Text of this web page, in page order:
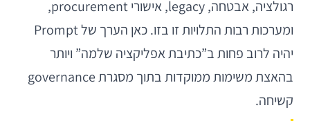
רגולציה, אבטחה, legacy, אישורי procurement,
ומערכות רבות התלויות זו בזו. כאן הערך של Prompt
יהיה לרוב פחות ב”כתיבת אפליקציה שלמה” ויותר
בהאצת משימות ממוקדות בתוך מסגרת governance
קשיחה.